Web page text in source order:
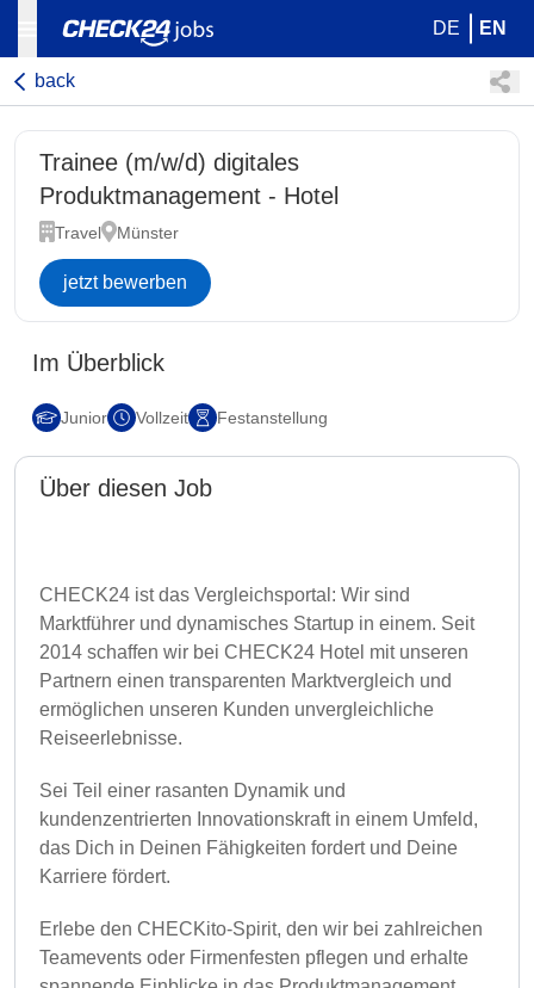
DE EN
back
Trainee (m/w/d) digitales
Produktmanagement - Hotel
Travel Münster
jetzt bewerben
Im Überblick
Junior Vollzeit Festanstellung
Über diesen Job
CHECK24 ist das Vergleichsportal: Wir sind
Marktführer und dynamisches Startup in einem. Seit
2014 schaffen wir bei CHECK24 Hotel mit unseren
Partnern einen transparenten Marktvergleich und
ermöglichen unseren Kunden unvergleichliche
Reiseerlebnisse.
Sei Teil einer rasanten Dynamik und
kundenzentrierten Innovationskraft in einem Umfeld,
das Dich in Deinen Fähigkeiten fordert und Deine
Karriere fördert.
Erlebe den CHECKito-Spirit, den wir bei zahlreichen
Teamevents oder Firmenfesten pflegen und erhalte